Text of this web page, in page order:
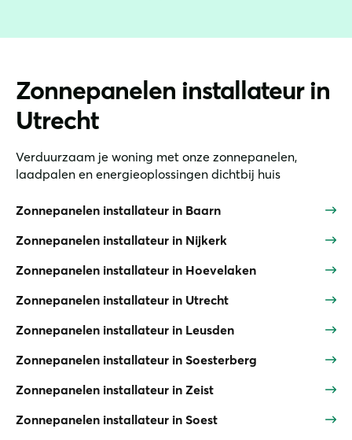
Zonnepanelen installateur in
Utrecht
Verduurzaam je woning met onze zonnepanelen,
laadpalen en energieoplossingen dichtbij huis
Zonnepanelen installateur in Baarn
Zonnepanelen installateur in Nijkerk
Zonnepanelen installateur in Hoevelaken
Zonnepanelen installateur in Utrecht
Zonnepanelen installateur in Leusden
Zonnepanelen installateur in Soesterberg
Zonnepanelen installateur in Zeist
Zonnepanelen installateur in Soest